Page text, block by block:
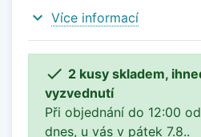
expand_more Více informací
 2 kusy skladem,
vyzvednutí
Při objednání do 12:00
dnes, u vás v pátek 7.8..